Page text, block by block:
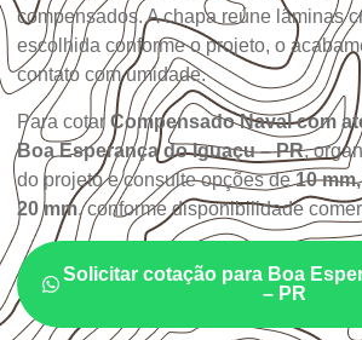
compensados. A chapa reúne lâminas
escolhida conforme o projeto, o
contato com umidade.
Para cotar Compensado Naval com
Boa Esperança do Iguaçu – PR,
do projeto e consulte opções de10
20 mm, conforme disponibilidade
Solicitar cotação para Boa
– PR